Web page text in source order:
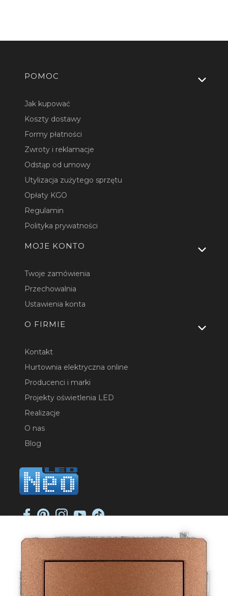
Linki w stopce
POMOC
Jak kupować
Koszty dostawy
Formy płatności
Zwroty i reklamacje
Odstąp od umowy
Utylizacja zużytego sprzętu
Opłaty KGO
Regulamin
Polityka prywatności
MOJE KONTO
Twoje zamówienia
Przechowalnia
Ustawienia konta
O FIRMIE
Kontakt
Hurtownia elektryczna online
Producenci i marki
Projekty oświetlenia LED
Realizacje
O nas
Blog
NEO-LED SP. K.
ul. Jana Długosza 2
51-162 Wrocław
NIP: 8951925233